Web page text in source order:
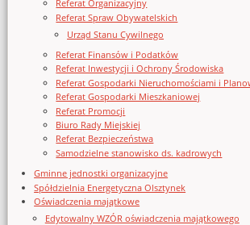
Referat Organizacyjny
Referat Spraw Obywatelskich
Urząd Stanu Cywilnego
Referat Finansów i Podatków
Referat Inwestycji i Ochrony Środowiska
Referat Gospodarki Nieruchomościami i
Referat Gospodarki Mieszkaniowej
Referat Promocji
Biuro Rady Miejskiej
Referat Bezpieczeństwa
Samodzielne stanowisko ds. kadrowych
Gminne jednostki organizacyjne
Spółdzielnia Energetyczna Olsztynek
Oświadczenia majątkowe
Edytowalny WZÓR oświadczenia majątkowego